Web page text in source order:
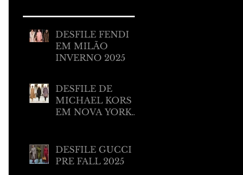
DESFILE FENDI
EM MILÃO
INVERNO 2025
DESFILE DE
MICHAEL KORS
EM NOVA YORK
DESFILE GUCCI
PRE FALL 2025